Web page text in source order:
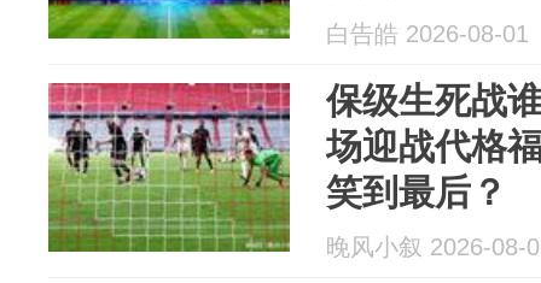
白告皓 2026-08-01
保级生死战
场迎战代格
笑到最后？
晚风小叙 2026-08-